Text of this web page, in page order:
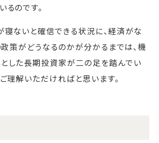
のです。
寝ないと確信できる状況に、経済がな
政策がどうなるのかが分かるまでは、機
した長期投資家が二の足を踏んでい
ご理解いただければと思います。